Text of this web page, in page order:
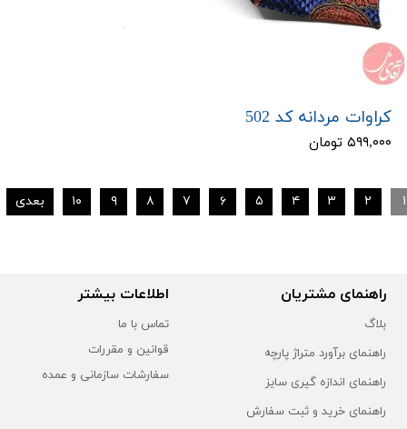
کراوات مردانه کد 502
۵۹۹,۰۰۰ تومان
۱ ۲ ۳ ۴ ۵ ۶ ۷ ۸ ۹ ۱۰ بعدی
راهنمای مشتریان
بلاگ
راهنمای برآورد متراژ پارچه
راهنمای اندازه گیری سایز
راهنمای خرید و ثبت سفارش
اطلاعات بیشتر
تماس با ما
قوانین و مقررات
سفارشات سازمانی و عمده